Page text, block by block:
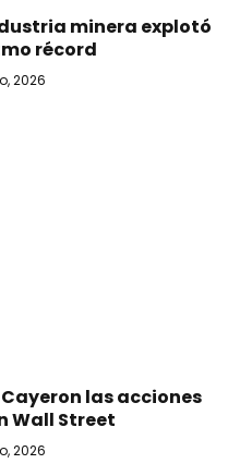
minera explotó
récord
2026
las acciones
Wall Street
2026